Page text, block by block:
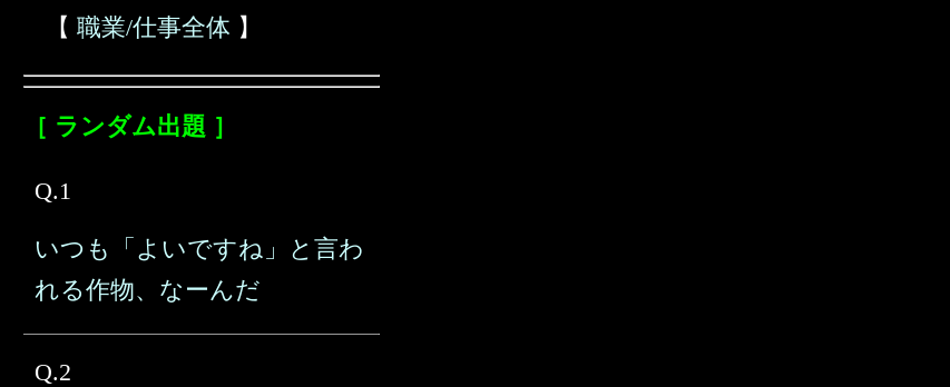
【 職業/仕事全体 】
［ ランダム出題 ］
Q.1
いつも「よいですね」と言わ
れる作物、なーんだ
Q.2